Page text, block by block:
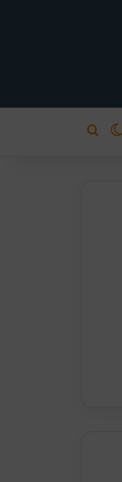
تغییر پوسته
جستجو برای